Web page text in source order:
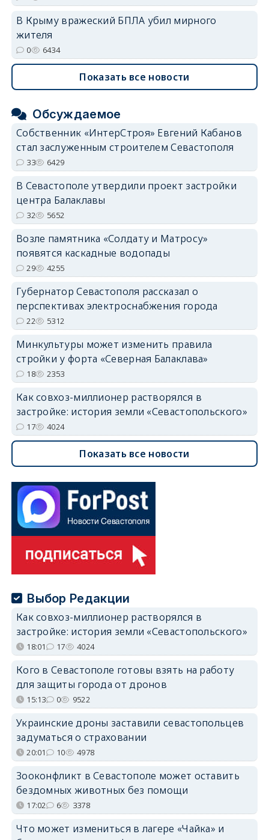
В Крыму вражеский БПЛА убил мирного
жителя
0 6434
Показать все новости
Обсуждаемое
Собственник «ИнтерСтроя» Евгений Кабанов
стал заслуженным строителем Севастополя
33 6429
В Севастополе утвердили проект застройки
центра Балаклавы
32 5652
Возле памятника «Солдату и Матросу»
появятся каскадные водопады
29 4255
Губернатор Севастополя рассказал о
перспективах электроснабжения города
22 5312
Минкультуры может изменить правила
стройки у форта «Северная Балаклава»
18 2353
Как совхоз-миллионер растворялся в
застройке: история земли «Севастопольского»
17 4024
Показать все новости
Выбор Редакции
Как совхоз-миллионер растворялся в
застройке: история земли «Севастопольского»
18:01 17 4024
Кого в Севастополе готовы взять на работу
для защиты города от дронов
15:13 0 9522
Украинские дроны заставили севастопольцев
задуматься о страховании
20:01 10 4978
Зооконфликт в Севастополе может оставить
бездомных животных без помощи
17:02 6 3378
Что может измениться в лагере «Чайка» и